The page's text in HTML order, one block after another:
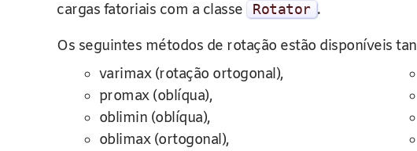
cargas fatoriais com a classe
Rotator .
Os seguintes métodos de rotação estão disponíveis
varimax (rotação ortogonal),
promax (oblíqua),
oblimin (oblíqua),
oblimax (ortogonal),